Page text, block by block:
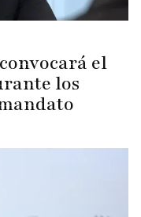
el
los